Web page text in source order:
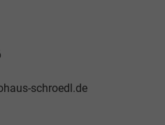
schroedl.de